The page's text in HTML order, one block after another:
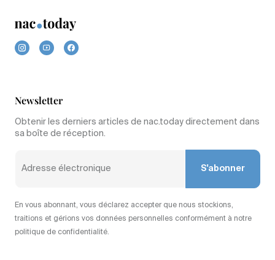
Newsletter
Obtenir les derniers articles de nac.today directement dans
sa boîte de réception.
S'abonner
En vous abonnant, vous déclarez accepter que nous stockions,
traitions et gérions vos données personnelles conformément à notre
politique de confidentialité.